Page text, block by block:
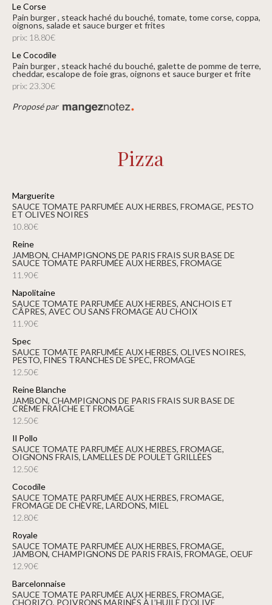
Le Corse
pain burger , steack haché du bouché, tomate, tome corse, coppa,
oignons, salade et sauce burger et frites
prix: 18.80€
Le Cocodile
pain burger , steack haché du bouché, galette de pomme de terre,
cheddar, escalope de foie gras, oignons et sauce burger et frite
prix: 23.30€
Proposé par
Pizza
Marguerite
SAUCE TOMATE PARFUMÉE AUX HERBES, FROMAGE, PESTO
ET OLIVES NOIRES
10.80€
Reine
JAMBON, CHAMPIGNONS DE PARIS FRAIS SUR BASE DE
SAUCE TOMATE PARFUMÉE AUX HERBES, FROMAGE
11.90€
Napolitaine
SAUCE TOMATE PARFUMÉE AUX HERBES, ANCHOIS ET
CÂPRES, AVEC OU SANS FROMAGE AU CHOIX
11.90€
Spec
SAUCE TOMATE PARFUMÉE AUX HERBES, OLIVES NOIRES,
PESTO, FINES TRANCHES DE SPEC, FROMAGE
12.50€
Reine Blanche
JAMBON, CHAMPIGNONS DE PARIS FRAIS SUR BASE DE
CRÈME FRAÎCHE ET FROMAGE
12.50€
Il Pollo
SAUCE TOMATE PARFUMÉE AUX HERBES, FROMAGE,
OIGNONS FRAIS, LAMELLES DE POULET GRILLÉES
12.50€
Cocodile
SAUCE TOMATE PARFUMÉE AUX HERBES, FROMAGE,
FROMAGE DE CHÈVRE, LARDONS, MIEL
12.80€
Royale
SAUCE TOMATE PARFUMÉE AUX HERBES, FROMAGE,
JAMBON, CHAMPIGNONS DE PARIS FRAIS, FROMAGE, OEUF
12.90€
Barcelonnaise
SAUCE TOMATE PARFUMÉE AUX HERBES, FROMAGE,
CHORIZO, POIVRONS MARINÉS À L’HUILE D’OLIVE